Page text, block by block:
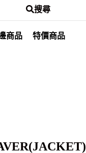
搜尋
商品
特價商品